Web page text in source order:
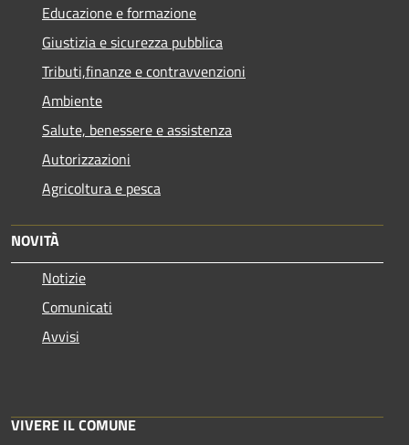
Educazione e formazione
Giustizia e sicurezza pubblica
Tributi,finanze e contravvenzioni
Ambiente
Salute, benessere e assistenza
Autorizzazioni
Agricoltura e pesca
NOVITÀ
Notizie
Comunicati
Avvisi
VIVERE IL COMUNE